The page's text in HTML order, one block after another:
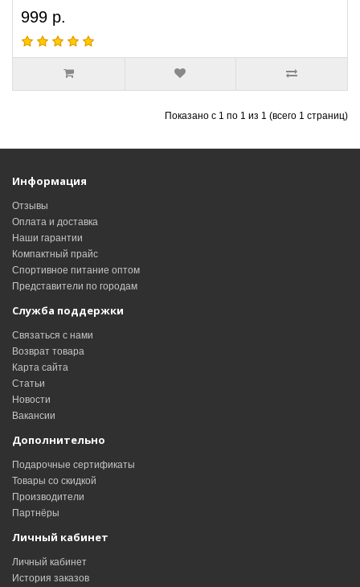
999 р.
Показано с 1 по 1 из 1 (всего 1 страниц)
Информация
Отзывы
Оплата и доставка
Наши гарантии
Компактный прайс
Спортивное питание оптом
Представители по городам
Служба поддержки
Связаться с нами
Возврат товара
Карта сайта
Статьи
Новости
Вакансии
Дополнительно
Подарочные сертификаты
Товары со скидкой
Производители
Партнёры
Личный кабинет
Личный кабинет
История заказов